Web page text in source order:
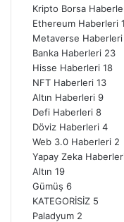
Kripto Borsa
Ethereum Haberleri
Metaverse Haberleri
Banka Haberleri 23
Hisse Haberleri 18
NFT Haberleri 13
Altın Haberleri 9
Defi Haberleri 8
Döviz Haberleri 4
Web 3.0 Haberleri 2
Yapay Zeka
Altın 19
Gümüş 6
KATEGORİSİZ 5
Paladyum 2